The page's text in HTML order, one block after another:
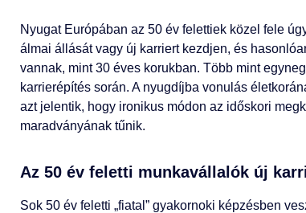
Nyugat Európában az 50 év felettiek közel fele
álmai állását vagy új karriert kezdjen, és
vannak, mint 30 éves korukban. Több mint
karrierépítés során. A nyugdíjba vonulás
azt jelentik, hogy ironikus módon az időskori
maradványának tűnik.
Az 50 év feletti munkavállalók új
Sok 50 év feletti „fiatal” gyakornoki képzésben